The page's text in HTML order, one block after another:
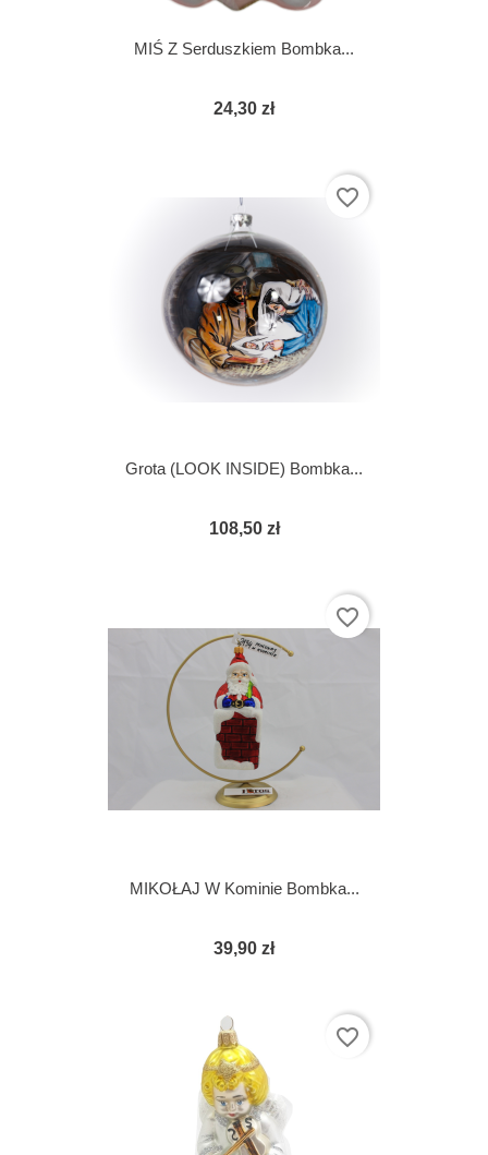
MIŚ Z Serduszkiem Bombka...
24,30 zł
Grota (LOOK INSIDE) Bombka...
108,50 zł
favorite_border
MIKOŁAJ W Kominie Bombka...
39,90 zł
favorite_border
favorite_border